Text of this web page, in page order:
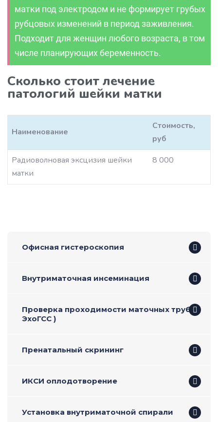
матки под электродом и не формирует грубых
рубцовых изменений в период заживления.
Подходит для женщин любого возраста, в том
числе планирующих беременность.
Сколько стоит лечение
патологий шейки матки
Наименование
Стоимость,
руб
Радиоволновая эксцизия шейки
матки
8 000
Офисная гистероскопия
Внутриматочная инсеминация
Проверка проходимости маточных труб (
ЭхоГСС )
Пренатальный скрининг
ИКСИ оплодотворение
Установка внутриматочной спирали